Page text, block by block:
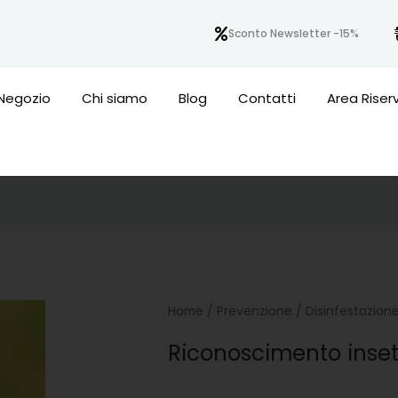
Chi siamo Blog Contatti Area
Sconto Newsletter -15%
Home / Prevenzione / Disinfestazione
Riconoscimento